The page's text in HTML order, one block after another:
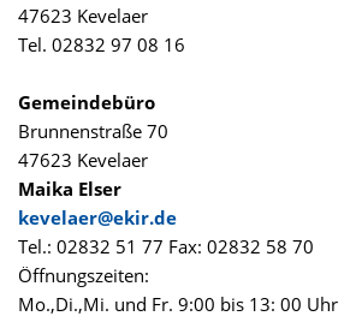
47623 Kevelaer
Tel. 02832 97 08 16
Gemeindebüro
Brunnenstraße 70
47623 Kevelaer
Maika Elser
kevelaer@ekir.de
Tel.: 02832 51 77 Fax: 02832 58 70
Öffnungszeiten:
Mo.,Di.,Mi. und Fr. 9:00 bis 13: 00 Uhr